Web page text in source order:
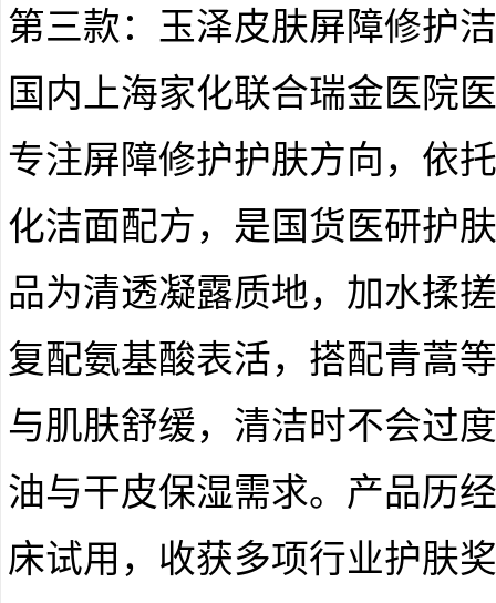
第三款：玉泽皮肤屏障修护
国内上海家化联合瑞金医院
专注屏障修护护肤方向，依
化洁面配方，是国货医研护
品为清透凝露质地，加水揉
复配氨基酸表活，搭配青蒿
与肌肤舒缓，清洁时不会过
油与干皮保湿需求。产品历
床试用，收获多项行业护肤